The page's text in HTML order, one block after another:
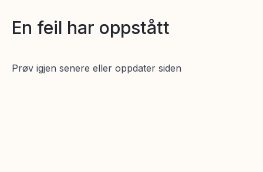
En feil har oppstått
Prøv igjen senere eller oppdater siden